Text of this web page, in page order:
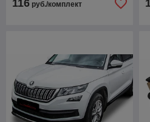
116 руб./комплект